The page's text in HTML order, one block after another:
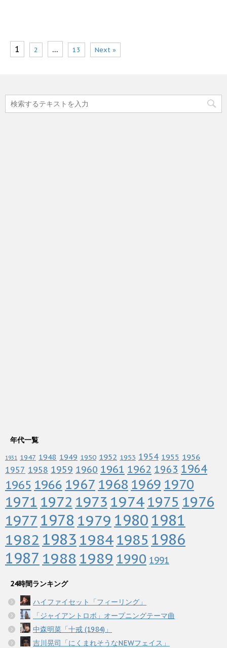
1 2 … 13 Next »
年代一覧
1931 1947 1948 1949 1950 1952 1953 1954 1955 1956
1957 1958 1959 1960 1961 1962 1963 1964
1965 1966 1967 1968 1969 1970
1971 1972 1973 1974 1975 1976
1977 1978 1979 1980 1981
1982 1983 19841985 1986
1987 1988 1989 1990 1991
24時間ランキング
ハイファイセット「フィーリング」
「ジャイアントロボ」オープニングテーマ曲
中森明菜「十戒 (1984)」
吉川晃司「にくまれそうなNEWフェイス」